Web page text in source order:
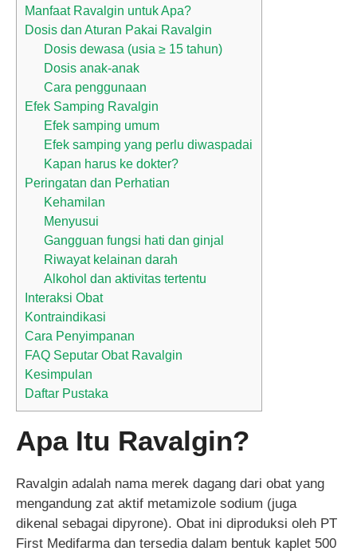
Manfaat Ravalgin untuk Apa?
Dosis dan Aturan Pakai Ravalgin
Dosis dewasa (usia ≥ 15 tahun)
Dosis anak-anak
Cara penggunaan
Efek Samping Ravalgin
Efek samping umum
Efek samping yang perlu diwaspadai
Kapan harus ke dokter?
Peringatan dan Perhatian
Kehamilan
Menyusui
Gangguan fungsi hati dan ginjal
Riwayat kelainan darah
Alkohol dan aktivitas tertentu
Interaksi Obat
Kontraindikasi
Cara Penyimpanan
FAQ Seputar Obat Ravalgin
Kesimpulan
Daftar Pustaka
Apa Itu Ravalgin?
Ravalgin adalah nama merek dagang dari obat yang
mengandung zat aktif metamizole sodium (juga
dikenal sebagai dipyrone). Obat ini diproduksi oleh PT
First Medifarma dan tersedia dalam bentuk kaplet 500